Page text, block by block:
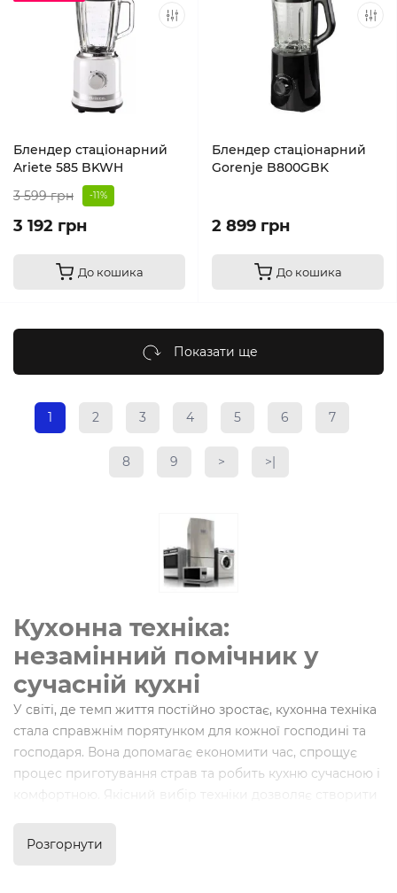
Блендер стаціонарний
Ariete 585 BKWH
3 599 грн
-11%
3 192 грн
До кошика
Блендер стаціонарний
Gorenje B800GBK
2 899 грн
До кошика
Показати ще
1 2 3 4 5 6 7
8 9 > >|
Кухонна техніка:
незамінний помічник у
сучасній кухні
У світі, де темп життя постійно зростає, кухонна техніка
стала справжнім порятунком для кожної господині та
господаря. Вона допомагає економити час, спрощує
процес приготування страв та робить кухню сучасною і
комфортною. Якісний вибір техніки дозволяє створити
щоденних обов'язків.
Розгорнути